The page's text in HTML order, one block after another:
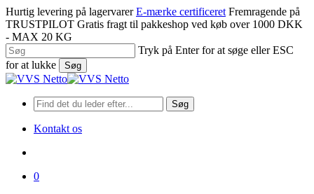
Spring
til
hovedindhold
Hurtig levering på lagervarer E-mærke certificeret Fremragende på
TRUSTPILOT Gratis fragt til pakkeshop ved køb over 1000 DKK
- MAX 20 KG
Tryk på Enter for at søge eller ESC
for at lukke
Søg
Luk
Søg
Kontakt os
0